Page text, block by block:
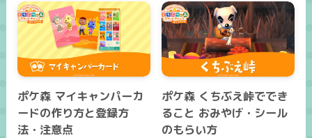
ポケ森 マイキャンパーカ
ードの作り方と登録方
法・注意点
ポケ森 くちぶえ峠ででき
ること おみやげ・シール
のもらい方